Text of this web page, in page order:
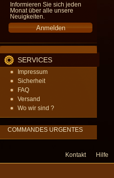
Informieren Sie sich jeden
Monat über alle unsere
Neuigkeiten.
SERVICES
Impressum
Sicherheit
FAQ
Versand
Wo wir sind ?
COMMANDES URGENTES
Kontakt Hilfe